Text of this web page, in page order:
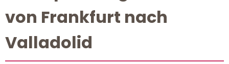
von Frankfurt nach
Valladolid